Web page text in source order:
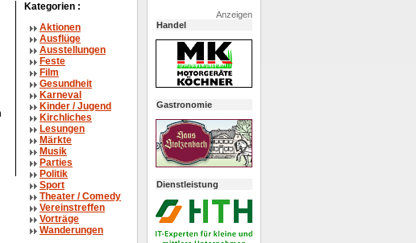
Kategorien :
Aktionen
Ausflüge
Ausstellungen
Feste
Film
Gesundheit
Karneval
Kinder / Jugend
Kirchliches
Lesungen
Märkte
Musik
Parties
Politik
Sport
Theater /Comedy
Vereinstreffen
Vorträge
Wanderungen
Anzeigen
Handel
Gastronomie
Dienstleistung